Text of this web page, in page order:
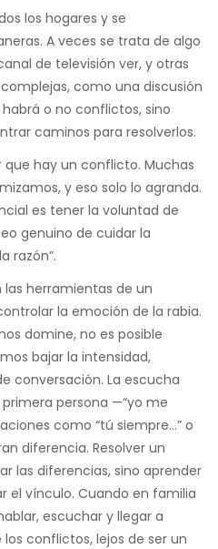
los hogares y se
A veces se trata de algo
de televisión ver, y otras
como una discusión
o no conflictos, sino
caminos para resolverlos.
que hay un conflicto. Muchas
y eso solo lo agranda.
es tener la voluntad de
genuino de cuidar la
razón”.
herramientas de un
la emoción de la rabia.
domine, no es posible
bajar la intensidad,
conversación. La escucha
persona —“yo me
como “tú siempre…” o
diferencia. Resolver un
las diferencias, sino aprender
el vínculo. Cuando en familia
escuchar y llegar a
conflictos, lejos de ser un